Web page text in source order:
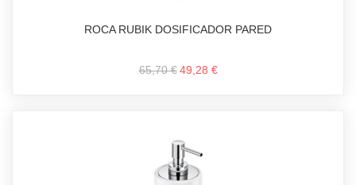
ROCA RUBIK DOSIFICADOR PARED
65,70 € 49,28 €